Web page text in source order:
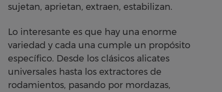
sujetan, aprietan, extraen, estabilizan.
Lo interesante es que hay una enorme
variedad y cada una cumple un propósito
específico. Desde los clásicos alicates
universales hasta los extractores de
rodamientos, pasando por mordazas,